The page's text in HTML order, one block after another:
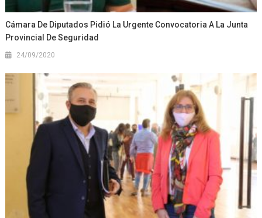
Cámara De Diputados Pidió La Urgente Convocatoria A La Junta
Provincial De Seguridad
24/09/2020